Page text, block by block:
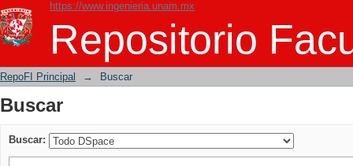
https://www.ingenieria.unam.mx
Repositorio
Buscar
RepoFI Principal → Buscar
Buscar
Buscar: